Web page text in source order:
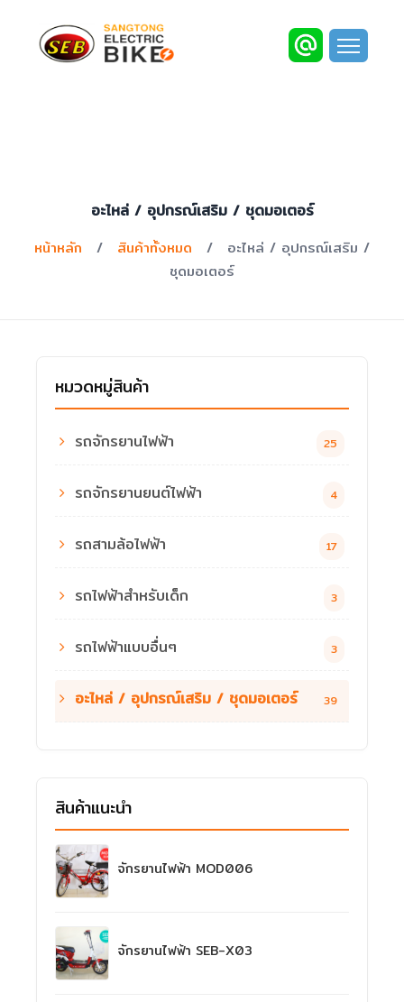
อะไหล่ / อุปกรณ์เสริม / ชุดมอเตอร์
หน้าหลัก / สินค้าทั้งหมด /
อะไหล่ / อุปกรณ์เสริม /
ชุดมอเตอร์
หมวดหมู่สินค้า
รถจักรยานไฟฟ้า 25
รถจักรยานยนต์ไฟฟ้า 4
รถสามล้อไฟฟ้า 17
รถไฟฟ้าสำหรับเด็ก 3
รถไฟฟ้าแบบอื่นๆ 3
อะไหล่ / อุปกรณ์เสริม / ชุดมอเตอร์ 39
สินค้าแนะนำ
จักรยานไฟฟ้า MOD006
จักรยานไฟฟ้า SEB-X03